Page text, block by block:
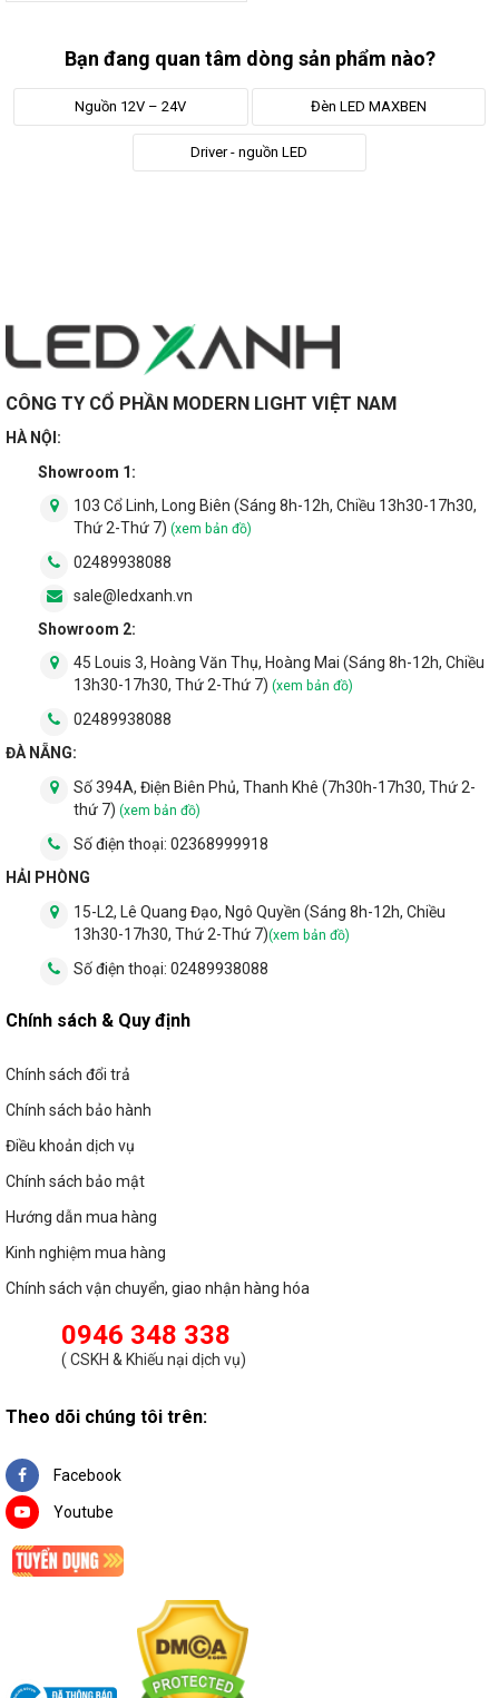
Bạn đang quan tâm dòng sản phẩm nào?
Nguồn 12V – 24V Đèn LED MAXBEN
Driver - nguồn LED
CÔNG TY CỔ PHẦN MODERN LIGHT VIỆT NAM
HÀ NỘI:
Showroom 1:
103 Cổ Linh, Long Biên (Sáng 8h-12h, Chiều 13h30-17h30,
Thứ 2-Thứ 7) (xem bản đồ)
02489938088
sale@ledxanh.vn
Showroom 2:
45 Louis 3, Hoàng Văn Thụ, Hoàng Mai (Sáng 8h-12h, Chiều
13h30-17h30, Thứ 2-Thứ 7) (xem bản đồ)
02489938088
ĐÀ NẴNG:
Số 394A, Điện Biên Phủ, Thanh Khê (7h30h-17h30, Thứ 2-
thứ 7) (xem bản đồ)
Số điện thoại: 02368999918
HẢI PHÒNG
15-L2, Lê Quang Đạo, Ngô Quyền (Sáng 8h-12h, Chiều
13h30-17h30, Thứ 2-Thứ 7)(xem bản đồ)
Số điện thoại: 02489938088
Chính sách & Quy định
Chính sách đổi trả
Chính sách bảo hành
Điều khoản dịch vụ
Chính sách bảo mật
Hướng dẫn mua hàng
Kinh nghiệm mua hàng
Chính sách vận chuyển, giao nhận hàng hóa
0946 348 338
( CSKH & Khiếu nại dịch vụ)
Theo dõi chúng tôi trên:
Facebook
Youtube